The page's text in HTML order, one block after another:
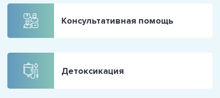
Консультативная помощь
Детоксикация